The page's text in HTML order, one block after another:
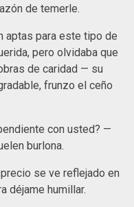
de temerle.
aptas para este tipo de
pero olvidaba que
de caridad — su
frunzo el ceño
con usted? —
burlona.
se ve reflejado en
déjame humillar.